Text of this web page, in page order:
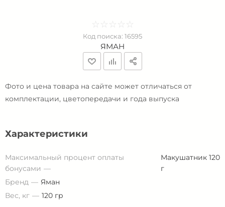
☆ ☆ ☆ ☆ ☆
★ ★ ★ ★ ★
Код поиска: 16595
ЯМАН
Фото и цена товара на сайте может отличаться от
комплектации, цветопередачи и года выпуска
Характеристики
Максимальный процент оплаты
бонусами
Макушатник 120
г
Бренд
Яман
Вес, кг
120 гр